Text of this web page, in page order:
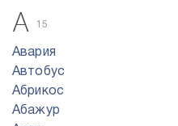
А
15
Авария
Автобус
Абрикос
Абажур